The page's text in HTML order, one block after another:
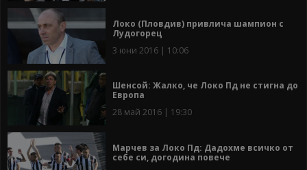
Локо (Пловдив) привлича шампион с
Лудогорец
3 юни 2016 | 10:06
Шенсой: Жалко, че Локо Пд не стигна до
Европа
28 май 2016 | 19:30
Марчев за Локо Пд: Дадохме всичко от
себе си, догодина повече